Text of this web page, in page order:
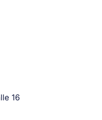
16